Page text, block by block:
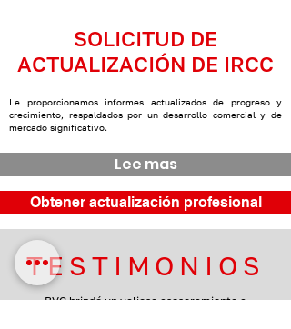
SOLICITUD DE
ACTUALIZACIÓN DE IRCC
Le proporcionamos informes actualizados de progreso y
crecimiento, respaldados por un desarrollo comercial y de
mercado significativo.
Lee mas
Obtener actualización profesional
TESTIMONIOS
BVC brindó un valioso asesoramiento a